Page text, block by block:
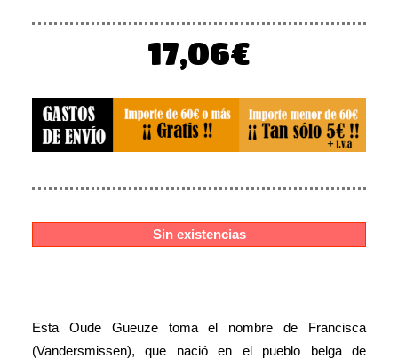
17,06€
Sin existencias
Esta Oude Gueuze toma el nombre de Francisca
(Vandersmissen), que nació en el pueblo belga de